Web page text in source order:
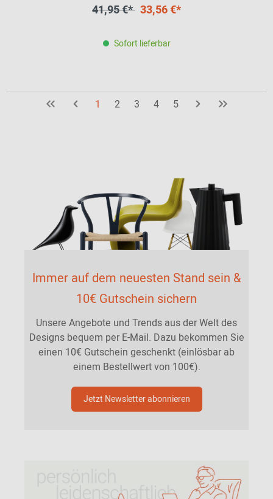
41,95 €* 33,56 €*
Sofort lieferbar
1 2 3 4 5
Immer auf dem neuesten Stand sein &
10€ Gutschein sichern
Unsere Angebote und Trends aus der Welt des
Designs bequem per E-Mail. Dazu bekommen Sie
einen 10€ Gutschein geschenkt (einlösbar ab
einem Bestellwert von 100€).
Jetzt Newsletter abonnieren